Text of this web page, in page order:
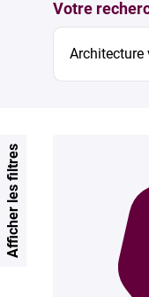
Votre
Afficher les filtres